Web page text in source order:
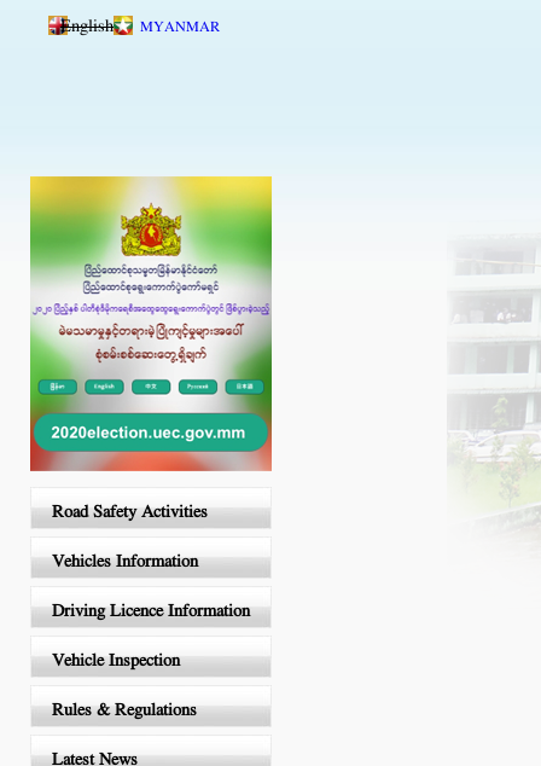
Skip to main content
English MYANMAR
Road Safety Activities
Vehicles Information
Driving Licence Information
Vehicle Inspection
Rules & Regulations
Latest News